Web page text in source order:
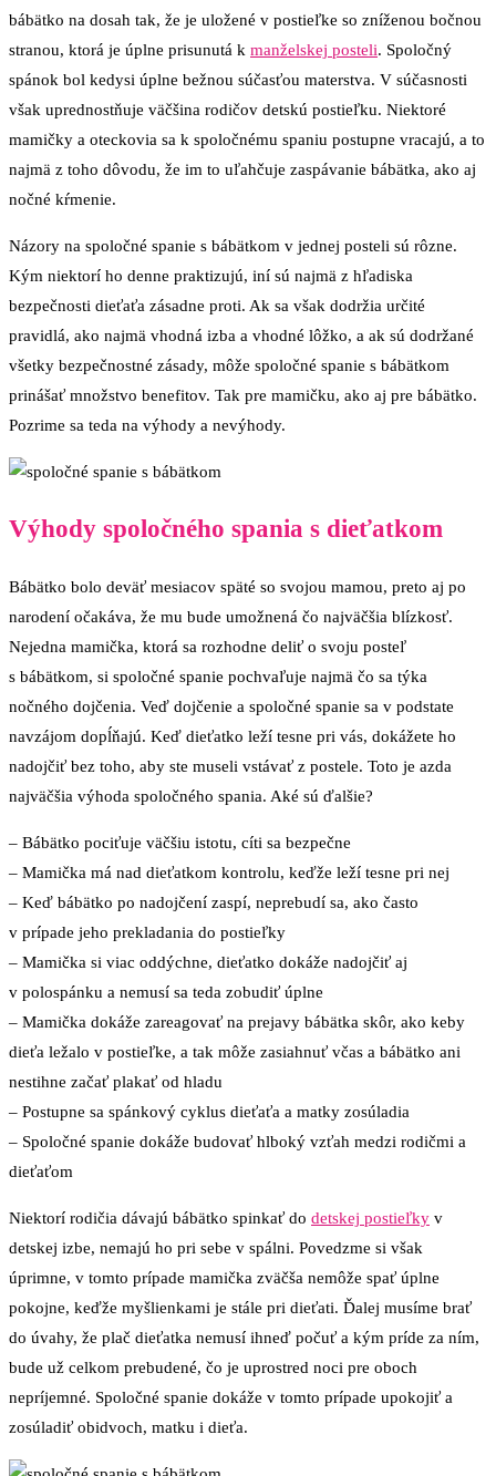
bábätko na dosah tak, že je uložené v postieľke so zníženou bočnou
stranou, ktorá je úplne prisunutá k manželskej posteli. Spoločný
spánok bol kedysi úplne bežnou súčasťou materstva. V súčasnosti
však uprednostňuje väčšina rodičov detskú postieľku. Niektoré
mamičky a oteckovia sa k spoločnému spaniu postupne vracajú, a to
najmä z toho dôvodu, že im to uľahčuje zaspávanie bábätka, ako aj
nočné kŕmenie.
Názory na spoločné spanie s bábätkom v jednej posteli sú rôzne.
Kým niektorí ho denne praktizujú, iní sú najmä z hľadiska
bezpečnosti dieťaťa zásadne proti. Ak sa však dodržia určité
pravidlá, ako najmä vhodná izba a vhodné lôžko, a ak sú dodržané
všetky bezpečnostné zásady, môže spoločné spanie s bábätkom
prinášať množstvo benefitov. Tak pre mamičku, ako aj pre bábätko.
Pozrime sa teda na výhody a nevýhody.
Výhody spoločného spania s dieťatkom
Bábätko bolo deväť mesiacov späté so svojou mamou, preto aj po
narodení očakáva, že mu bude umožnená čo najväčšia blízkosť.
Nejedna mamička, ktorá sa rozhodne deliť o svoju posteľ
s bábätkom, si spoločné spanie pochvaľuje najmä čo sa týka
nočného dojčenia. Veď dojčenie a spoločné spanie sa v podstate
navzájom dopĺňajú. Keď dieťatko leží tesne pri vás, dokážete ho
nadojčiť bez toho, aby ste museli vstávať z postele. Toto je azda
najväčšia výhoda spoločného spania. Aké sú ďalšie?
– Bábätko pociťuje väčšiu istotu, cíti sa bezpečne
– Mamička má nad dieťatkom kontrolu, keďže leží tesne pri nej
– Keď bábätko po nadojčení zaspí, neprebudí sa, ako často
v prípade jeho prekladania do postieľky
– Mamička si viac oddýchne, dieťatko dokáže nadojčiť aj
v polospánku a nemusí sa teda zobudiť úplne
– Mamička dokáže zareagovať na prejavy bábätka skôr, ako keby
dieťa ležalo v postieľke, a tak môže zasiahnuť včas a bábätko ani
nestihne začať plakať od hladu
– Postupne sa spánkový cyklus dieťaťa a matky zosúladia
– Spoločné spanie dokáže budovať hlboký vzťah medzi rodičmi a
dieťaťom
Niektorí rodičia dávajú bábätko spinkať do detskej postieľky v
detskej izbe, nemajú ho pri sebe v spálni. Povedzme si však
úprimne, v tomto prípade mamička zväčša nemôže spať úplne
pokojne, keďže myšlienkami je stále pri dieťati. Ďalej musíme brať
do úvahy, že plač dieťatka nemusí ihneď počuť a kým príde za ním,
bude už celkom prebudené, čo je uprostred noci pre oboch
nepríjemné. Spoločné spanie dokáže v tomto prípade upokojiť a
zosúladiť obidvoch, matku i dieťa.